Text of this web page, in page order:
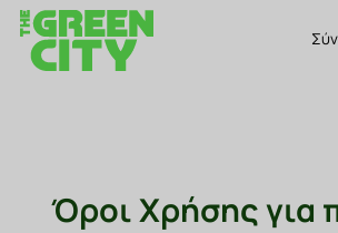
Όροι Χρήσης για